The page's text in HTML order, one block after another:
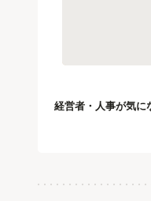
経営者・人事が気に